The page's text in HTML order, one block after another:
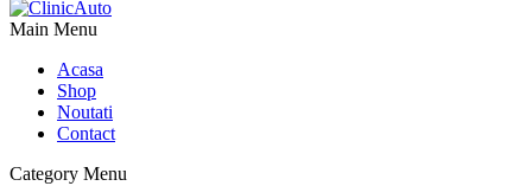
Main Menu
Acasa
Shop
Noutati
Contact
Category Menu